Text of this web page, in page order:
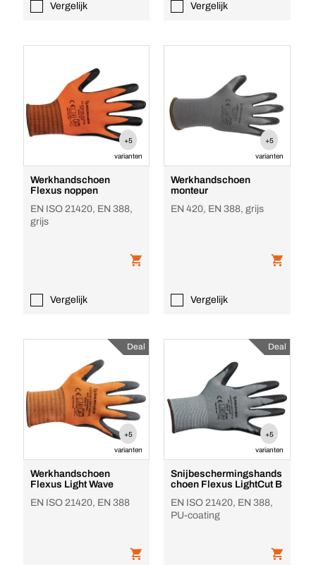
Vergelijk Vergelijk
+5
varianten
Werkhandschoen
Flexus noppen
EN ISO 21420, EN 388,
grijs
Vergelijk
+5
varianten
Werkhandschoen
monteur
EN 420, EN 388, grijs
Vergelijk
Deal
+5
varianten
Werkhandschoen
Flexus Light Wave
EN ISO 21420, EN 388
Deal
+5
varianten
Snijbeschermingshands
choen Flexus LightCut B
EN ISO 21420, EN 388,
PU-coating